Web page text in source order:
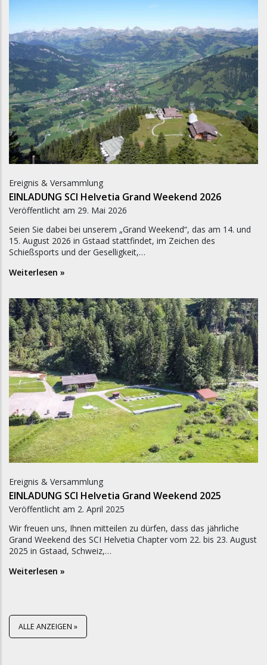
Ereignis & Versammlung
EINLADUNG SCI Helvetia Grand Weekend 2026
Veröffentlicht am 29. Mai 2026
Seien Sie dabei bei unserem „Grand Weekend“, das am 14. und
15. August 2026 in Gstaad stattfindet, im Zeichen des
Schießsports und der Geselligkeit,…
Weiterlesen »
Ereignis & Versammlung
EINLADUNG SCI Helvetia Grand Weekend 2025
Veröffentlicht am 2. April 2025
Wir freuen uns, Ihnen mitteilen zu dürfen, dass das jährliche
Grand Weekend des SCI Helvetia Chapter vom 22. bis 23. August
2025 in Gstaad, Schweiz,…
Weiterlesen »
ALLE ANZEIGEN »